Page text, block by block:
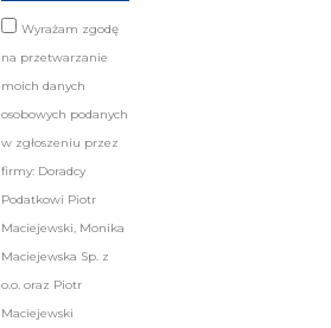
Wyrażam zgodę
na przetwarzanie
moich danych
osobowych podanych
w zgłoszeniu przez
firmy: Doradcy
Podatkowi Piotr
Maciejewski, Monika
Maciejewska Sp. z
o.o. oraz Piotr
Maciejewski